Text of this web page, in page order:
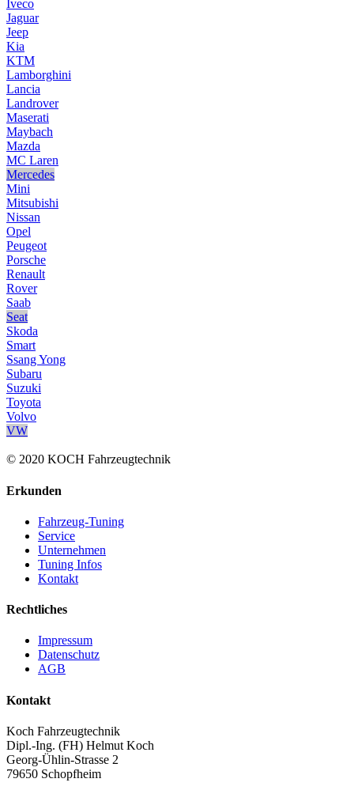
Iveco
Jaguar
Jeep
Kia
KTM
Lamborghini
Lancia
Landrover
Maserati
Maybach
Mazda
MC Laren
Mercedes
Mini
Mitsubishi
Nissan
Opel
Peugeot
Porsche
Renault
Rover
Saab
Seat
Skoda
Smart
Ssang Yong
Subaru
Suzuki
Toyota
Volvo
VW
© 2020 KOCH Fahrzeugtechnik
Erkunden
Fahrzeug-Tuning
Service
Unternehmen
Tuning Infos
Kontakt
Rechtliches
Impressum
Datenschutz
AGB
Kontakt
Koch Fahrzeugtechnik
Dipl.-Ing. (FH) Helmut Koch
Georg-Ühlin-Strasse 2
79650 Schopfheim